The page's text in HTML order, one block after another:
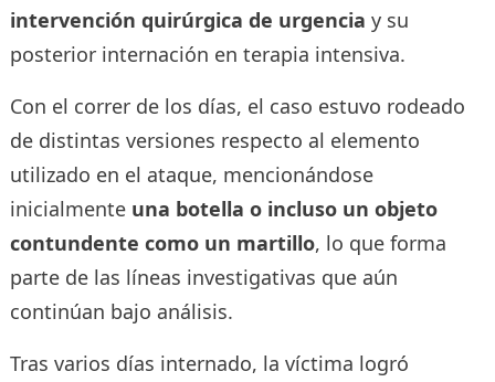
intervención quirúrgica de urgencia y su
posterior internación en terapia intensiva.
Con el correr de los días, el caso estuvo rodeado
de distintas versiones respecto al elemento
utilizado en el ataque, mencionándose
inicialmente una botella o incluso un objeto
contundente como un martillo, lo que forma
parte de las líneas investigativas que aún
continúan bajo análisis.
Tras varios días internado, la víctima logró